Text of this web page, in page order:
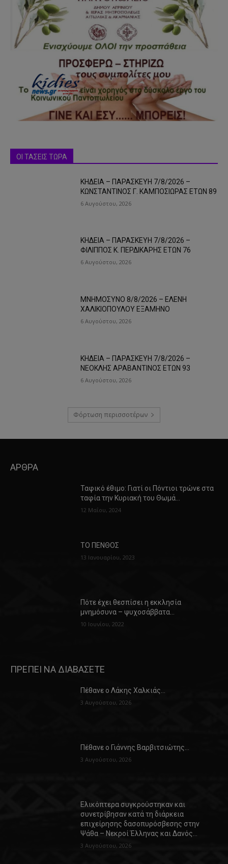
ΟΙ ΤΑΣΕΙΣ ΤΩΡΑ
ΚΗΔΕΙΑ – ΠΑΡΑΣΚΕΥΗ 7/8/2026 –
ΚΩΝΣΤΑΝΤΙΝΟΣ Γ. ΚΑΜΠΟΣΙΩΡΑΣ ΕΤΩΝ 89
6 Αυγούστου, 2026
ΚΗΔΕΙΑ – ΠΑΡΑΣΚΕΥΗ 7/8/2026 –
ΦΙΛΙΠΠΟΣ Κ. ΠΕΡΔΙΚΑΡΗΣ ΕΤΩΝ 76
6 Αυγούστου, 2026
ΜΝΗΜΟΣΥΝΟ 8/8/2026 – ΕΛΕΝΗ
ΧΑΛΙΚΙΟΠΟΥΛΟΥ ΕΞΑΜΗΝΟ
6 Αυγούστου, 2026
ΚΗΔΕΙΑ – ΠΑΡΑΣΚΕΥΗ 7/8/2026 –
ΝΕΟΚΛΗΣ ΑΡΑΒΑΝΤΙΝΟΣ ΕΤΩΝ 93
6 Αυγούστου, 2026
Φόρτωση περισσοτέρων
ΑΡΘΡΑ
Ταφικό έθιμο: Γιατί οι Πόντιοι τρώνε στα
ταφία την Κυριακή του Θωμά…
12 Μαΐου, 2024
ΤΟ ΠΕΝΘΟΣ
13 Ιανουαρίου, 2023
Πότε έχει θεσπίσει η εκκλησία
μνημόσυνα – ψυχοσάββατα…
10 Ιουνίου, 2022
ΠΡΕΠΕΙ ΝΑ ΔΙΑΒΑΣΕΤΕ
Πέθανε ο Λάκης Χαλκιάς…
3 Αυγούστου, 2026
Πέθανε ο Γιάννης Βαρβιτσιώτης…
3 Αυγούστου, 2026
Ελικόπτερα συγκρούστηκαν και
συνετρίβησαν κατά τη διάρκεια
επιχείρησης δασοπυρόσβεσης στην
Ψάθα – Νεκροί Έλληνας και Δανός…
3 Αυγούστου, 2026